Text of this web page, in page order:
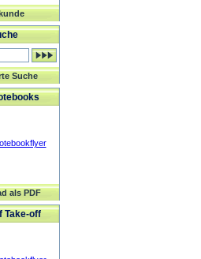
Suche
als PDF
Take-off